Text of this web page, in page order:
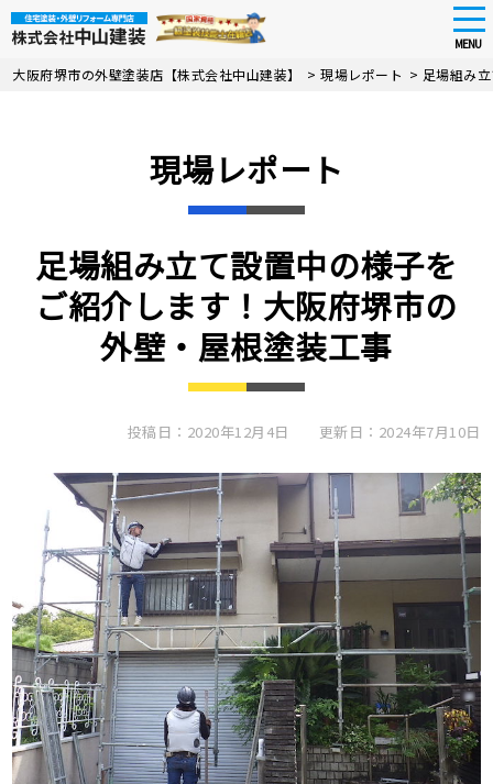
Skip
MENU
大阪府堺市の外壁塗装店【株式会社中山建装】 >現場レポート > 足場組み
現場レポート
足場組み立て設置中の様子を
ご紹介します！大阪府堺市の
外壁・屋根塗装工事
投稿日：2020年12月4日 更新日：2024年7月10日